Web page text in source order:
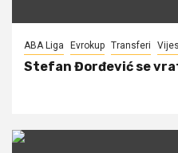
ABA Liga Evrokup Transferi
Stefan Đorđević se